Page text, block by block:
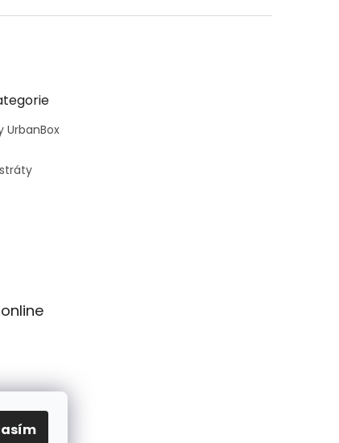
UrbanBox